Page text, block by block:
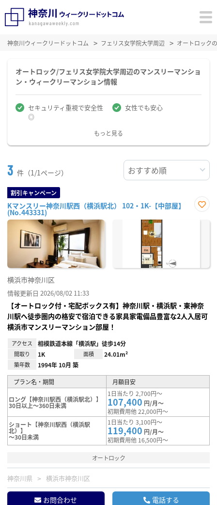
神奈川ウィークリードットコム フェリス女学院大学周辺 オートロック
オートロック/フェリス女学院大学周辺のマンスリーマンショ
ン・ウィークリーマンション情報
セキュリティ重視で安全性
◎
女性でも安心
もっと見る
3 件（1/1ページ）
割引キャンペーン
Kマンスリー神奈川駅西（横浜駅北） 102・1K-【中部屋】
(No.443331)
に入
横浜市神奈川区
情報更新日 2026/08/02 11:33
【オートロック付・宅配ボックス有】神奈川駅・横浜駅・東神奈
川駅へ徒歩圏内の格安で宿泊できる家具家電備品豊富な2人入居可
横浜市マンスリーマンション部屋！
アクセス 相模鉄道本線「横浜駅」徒歩14分
間取り 1K 面積 24.01m²
築年数 1994年 10月 築
プラン名・期間 月額目安
ロング【神奈川駅西（横浜駅北）】
30日以上～360日未満
1日当たり 2,700円～
107,400 円/月～
初期費用他 22,000円～
ショート【神奈川駅西（横浜駅
北）】
～30日未満
1日当たり 3,100円～
119,400 円/月～
初期費用他 16,500円～
オートロック
神奈川県 横浜市神奈川区
お問合わせ 電話する